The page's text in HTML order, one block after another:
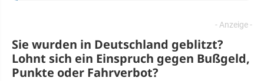
Sie wurden in Deutschland geblitzt?
Lohnt sich ein Einspruch gegen Bußgeld,
Punkte oder Fahrverbot?